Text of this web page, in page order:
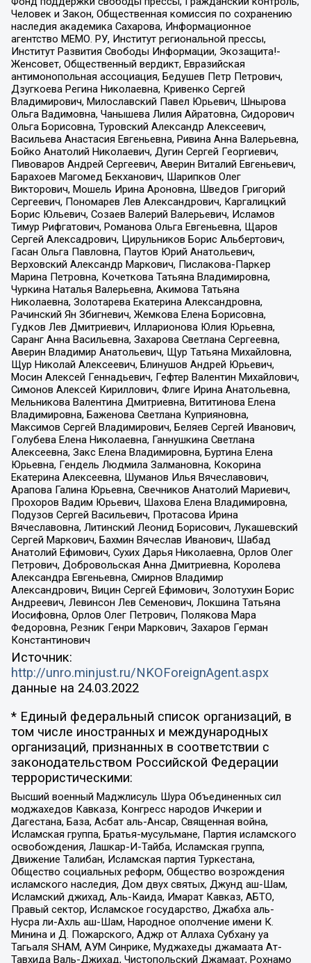
Человек и Закон, Общественная комиссия по сохранению
наследия академика Сахарова, Информационное
агентство МЕМО. РУ, Институт региональной прессы,
Институт Развития Свободы Информации, Экозащита!-
Женсовет, Общественный вердикт, Евразийская
антимонопольная ассоциация, Бедушев Петр Петрович,
Дзугкоева Регина Николаевна, Кривенко Сергей
Владимирович, Милославский Павел Юрьевич, Шнырова
Ольга Вадимовна, Чанышева Лилия Айратовна, Сидорович
Ольга Борисовна, Туровский Александр Алексеевич,
Васильева Анастасия Евгеньевна, Ривина Анна Валерьевна,
Бойко Анатолий Николаевич, Дугин Сергей Георгиевич,
Пивоваров Андрей Сергеевич, Аверин Виталий Евгеньевич,
Барахоев Магомед Бекханович, Шарипков Олег
Викторович, Мошель Ирина Ароновна, Шведов Григорий
Сергеевич, Пономарев Лев Александрович, Каргалицкий
Борис Юльевич, Созаев Валерий Валерьевич, Исламов
Тимур Рифгатович, Романова Ольга Евгеньевна, Щаров
Сергей Алексадрович, Цирульников Борис Альбертович,
Гасан Ольга Павловна, Паутов Юрий Анатольевич,
Верховский Александр Маркович, Пислакова-Паркер
Марина Петровна, Кочеткова Татьяна Владимировна,
Чуркина Наталья Валерьевна, Акимова Татьяна
Николаевна, Золотарева Екатерина Александровна,
Рачинский Ян Збигневич, Жемкова Елена Борисовна,
Гудков Лев Дмитриевич, Илларионова Юлия Юрьевна,
Саранг Анна Васильевна, Захарова Светлана Сергеевна,
Аверин Владимир Анатольевич, Щур Татьяна Михайловна,
Щур Николай Алексеевич, Блинушов Андрей Юрьевич,
Мосин Алексей Геннадьевич, Гефтер Валентин Михайлович,
Симонов Алексей Кириллович, Флиге Ирина Анатольевна,
Мельникова Валентина Дмитриевна, Вититинова Елена
Владимировна, Баженова Светлана Куприяновна,
Максимов Сергей Владимирович, Беляев Сергей Иванович,
Голубева Елена Николаевна, Ганнушкина Светлана
Алексеевна, Закс Елена Владимировна, Буртина Елена
Юрьевна, Гендель Людмила Залмановна, Кокорина
Екатерина Алексеевна, Шуманов Илья Вячеславович,
Арапова Галина Юрьевна, Свечников Анатолий Мариевич,
Прохоров Вадим Юрьевич, Шахова Елена Владимировна,
Подузов Сергей Васильевич, Протасова Ирина
Вячеславовна, Литинский Леонид Борисович, Лукашевский
Сергей Маркович, Бахмин Вячеслав Иванович, Шабад
Анатолий Ефимович, Сухих Дарья Николаевна, Орлов Олег
Петрович, Добровольская Анна Дмитриевна, Королева
Александра Евгеньевна, Смирнов Владимир
Александрович, Вицин Сергей Ефимович, Золотухин Борис
Андреевич, Левинсон Лев Семенович, Локшина Татьяна
Иосифовна, Орлов Олег Петрович, Полякова Мара
Федоровна, Резник Генри Маркович, Захаров Герман
Константинович
Источник:
http://unro.minjust.ru/NKOForeignAgent.aspx
данные на 24.03.2022
* Единый федеральный список организаций, в
том числе иностранных и международных
организаций, признанных в соответствии с
законодательством Российской Федерации
террористическими:
Высший военный Маджлисуль Шура Объединенных сил
моджахедов Кавказа, Конгресс народов Ичкерии и
Дагестана, База, Асбат аль-Ансар, Священная война,
Исламская группа, Братья-мусульмане, Партия исламского
освобождения, Лашкар-И-Тайба, Исламская группа,
Движение Талибан, Исламская партия Туркестана,
Общество социальных реформ, Общество возрождения
исламского наследия, Дом двух святых, Джунд аш-Шам,
Исламский джихад, Аль-Каида, Имарат Кавказ, АБТО,
Правый сектор, Исламское государство, Джабха аль-
Нусра ли-Ахль аш-Шам, Народное ополчение имени К.
Минина и Д. Пожарского, Аджр от Аллаха Субхану уа
Тагьаля SHAM, АУМ Синрике, Муджахеды джамаата Ат-
Тавхида Валь-Джихад, Чистопольский Джамаат, Рохнамо